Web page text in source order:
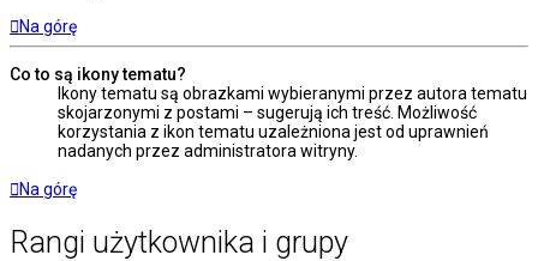
Na górę
Co to są ikony tematu?
Ikony tematu są obrazkami wybieranymi przez autora tematu
skojarzonymi z postami – sugerują ich treść. Możliwość
korzystania z ikon tematu uzależniona jest od uprawnień
nadanych przez administratora witryny.
Na górę
Rangi użytkownika i grupy